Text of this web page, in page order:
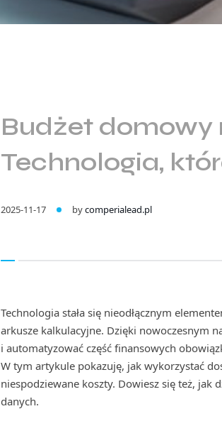
Budżet domowy
Technologia,
2025-11-17 bycomperialead.pl
Technologia stała się nieodłącznym
arkusze kalkulacyjne. Dzięki nowoczesnym
i automatyzować część finansowych
W tym artykule pokazuję, jak wykorzystać
niespodziewane koszty. Dowiesz się też, jak
danych.